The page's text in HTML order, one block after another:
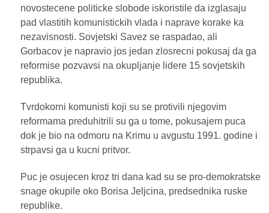
novostecene politicke slobode iskoristile da izglasaju
pad vlastitih komunistickih vlada i naprave korake ka
nezavisnosti. Sovjetski Savez se raspadao, ali
Gorbacov je napravio jos jedan zlosrecni pokusaj da ga
reformise pozvavsi na okupljanje lidere 15 sovjetskih
republika.
Tvrdokorni komunisti koji su se protivili njegovim
reformama preduhitrili su ga u tome, pokusajem puca
dok je bio na odmoru na Krimu u avgustu 1991. godine i
strpavsi ga u kucni pritvor.
Puc je osujecen kroz tri dana kad su se pro-demokratske
snage okupile oko Borisa Jeljcina, predsednika ruske
republike.